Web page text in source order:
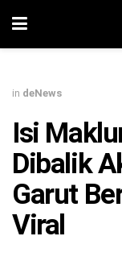
in deNews
Isi
Dibalik
Garut
Viral